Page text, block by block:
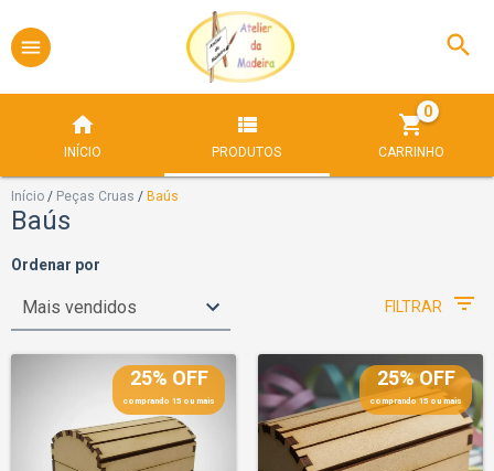
INÍCIO PRODUTOS CARRINHO
0
Início / Peças Cruas / Baús
Baús
Ordenar por
FILTRAR
25% OFF
comprando 15 ou mais
25% OFF
comprando 15 ou mais